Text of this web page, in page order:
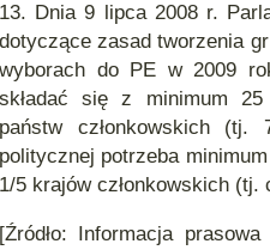
13. Dnia 9 lipca 2008 r.
dotyczące zasad tworzenia
wyborach do PE w 2009
składać się z minimum 25
państw członkowskich
politycznej potrzeba
1/5 krajów członkowskich (tj.
[Źródło: Informacja